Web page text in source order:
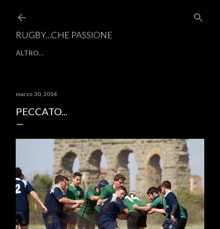
Passa ai contenuti principali
RUGBY...CHE PASSIONE
ALTRO…
marzo 30, 2014
PECCATO...